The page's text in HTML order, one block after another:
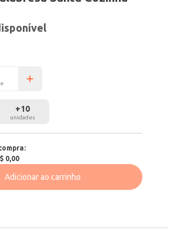
+10
unidades
0,00
Adicionar ao carrinho